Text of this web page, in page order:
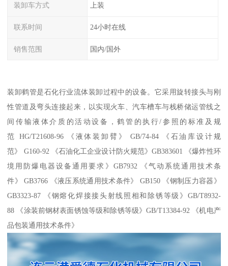
装卸车方式 上装
联系时间 24小时在线
销售范围 国内/国外
装卸鹤管是石化行业流体装卸过程中的设备。它采用旋转接头与刚
性管道及弯头连接起来，以实现火车、汽车槽车与栈桥储运管线之
间传输液体介质的活动设备，鹤管的执行/参照的标准及规
范 HG/T21608-96 《液体装卸臂》 GB/74-84 《石油库设计规
范》 G160-92 《石油化工企业设计防火规范》GB383601 《爆炸性环
境用防爆电器设备通用要求》GB7932 《气动系统通用技术条
件》 GB3766 《液压系统通用技术条件》 GB150 《钢制压力容器》
GB3323-87 《钢熔化焊接接头射线照相和除锈等级》GB/T8932-
88 《涂装前钢材表面锈蚀等级和除锈等级》GB/T13384-92 《机电产
品包装通用技术条件》